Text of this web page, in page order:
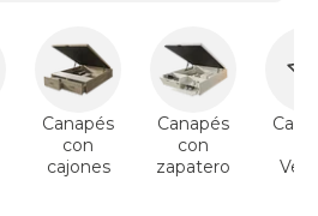
Canapés
con
cajones
Canapés
con
zapatero